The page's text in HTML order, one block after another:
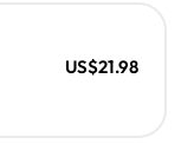
US$21.98